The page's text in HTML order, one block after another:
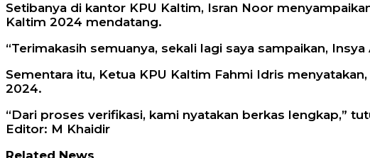
Setibanya di kantor KPU Kaltim, Isran Noor
Kaltim 2024 mendatang.
“Terimakasih semuanya, sekali lagi saya sampaikan,
Sementara itu, Ketua KPU Kaltim Fahmi Idris
2024.
“Dari proses verifikasi, kami nyatakan berkas lengkap,”
Editor: M Khaidir